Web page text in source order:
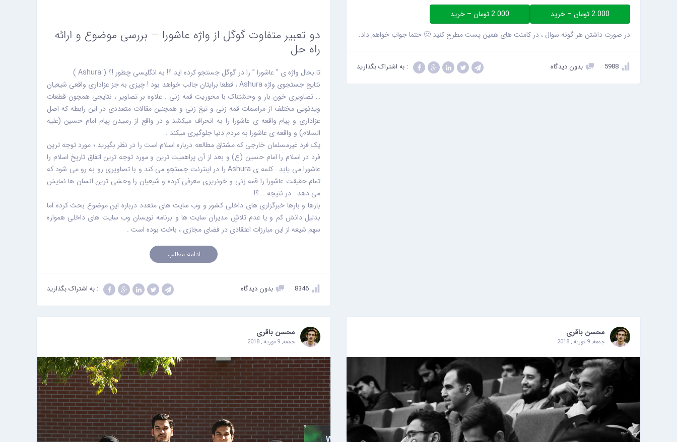
2.000 تومان – خرید
در صورت داشتن هر گونه سوال ، در کامنت های همین پست مطرح کنید 🙂 حتما جواب خواهم داد.
5988 بدون دیدگاه : به اشتراک بگذارید
دو تعبیر متفاوت گوگل از واژه عاشورا – بررسی موضوع و ارائه
راه حل
تا بحال واژه ی ” عاشورا ” را در گوگل جستجو کرده اید ؟! به انگلیسی چطور !؟ ( Ashura )
نتایج جستجوی واژه Ashura ، قطعا برایتان جالب خواهد بود ! چیزی به جز عزاداری واقعی شیعیان
… تصاویری خون بار و وحشتناک با محوریت قمه زنی . علاوه بر تصاویر ، نتایجی همچون قطعات
ویدئویی مختلف از مراسمات قمه زنی و تیغ زنی و همچنین مقالات متعددی در این رابطه که اصل
عزاداری و پیام واقعه ی عاشورا را به انحراف میکشد و در واقع از رسیدن پیام امام حسین (علیه
السلام) و واقعه ی عاشورا به مردم دنیا جلوگیری میکند .
یک فرد غیرمسلمان خارجی که مشتاق مطالعه درباره اسلام است را در نظر بگیرید ؛ مورد توجه ترین
فرد در اسلام را امام حسین (ع) و بعد از آن پراهمیت ترین و مورد توجه ترین اتفاق تاریخ اسلام را
عاشورا می یابد . کلمه ی Ashura را در اینترنت جستجو می کند و با تصاویری رو به رو می شود که
تمام حقیقت عاشورا را قمه زنی و خونریزی معرفی کرده و شیعیان را وحشی ترین انسان ها نمایش
می دهد . در نتیجه .. ؟!
بارها و بارها خبرگزاری های داخلی کشور و وب سایت های متعدد درباره این موضوع بحث کرده اما
بدلیل دانش کم و یا عدم تلاشِ مدیران سایت ها و برنامه نویسان وب سایت های داخلی همواره
سهم شیعه از این مبارزات اعتقادی در فضای مجازی ، باخت بوده است .
ادامه مطلب
8346 بدون دیدگاه : به اشتراک بگذارید
محسن باقری
جمعه, 9 فوریه , 2018
محسن باقری
جمعه, 9 فوریه , 2018